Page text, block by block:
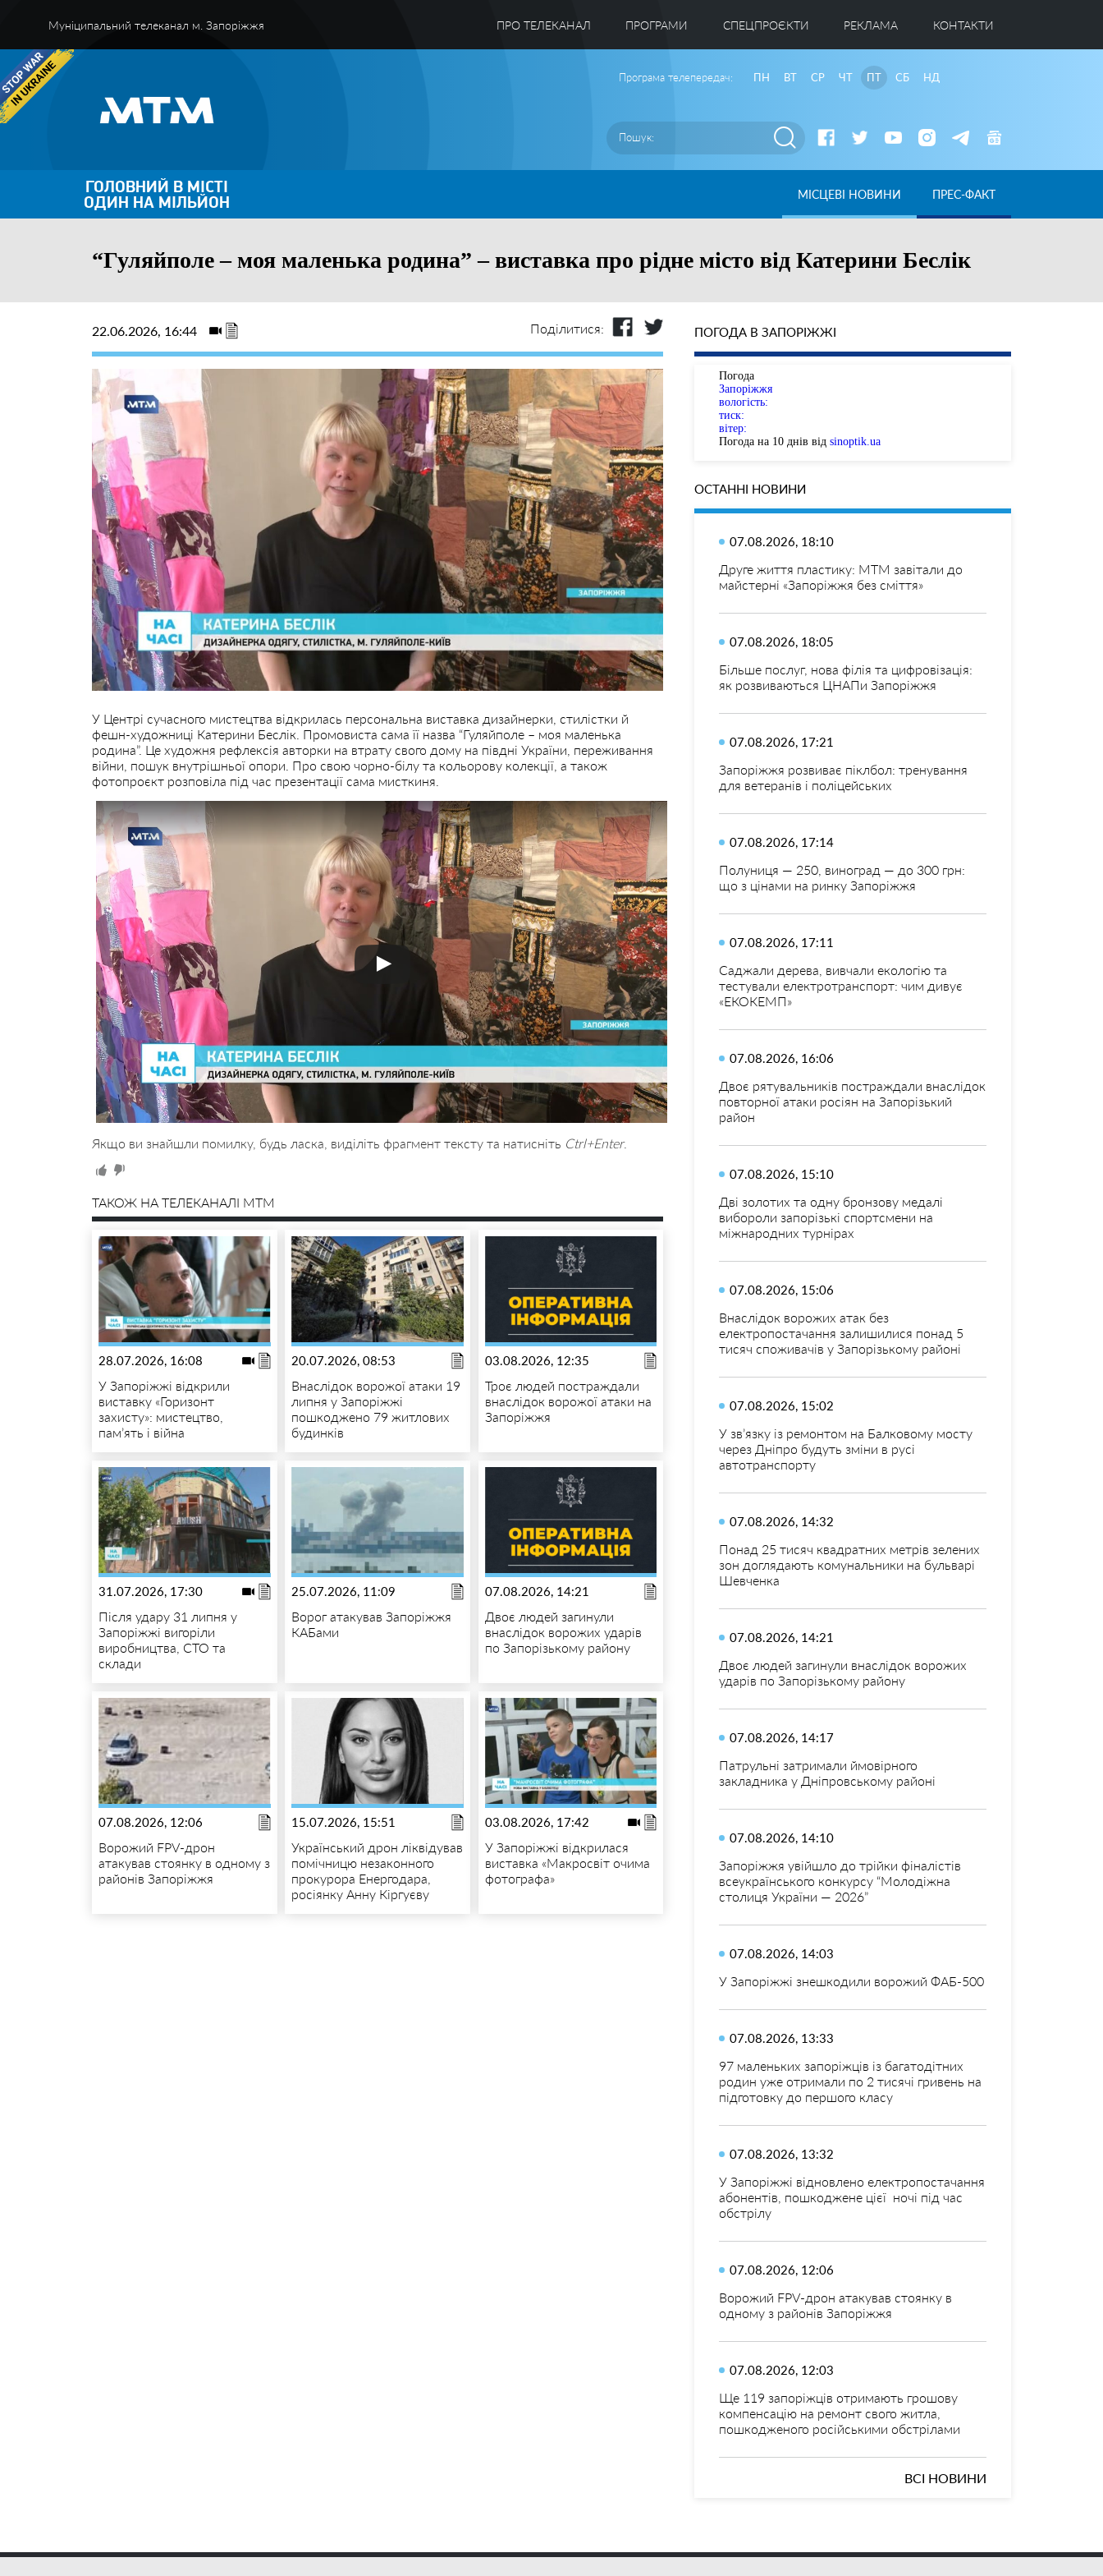
Муніципальний телеканал м. Запоріжжя ПРО ТЕЛЕКАНАЛ ПРОГРАМИ CПЕЦПРОЄКТИ РЕКЛАМА КОНТАКТИ
Програма телепередач: ПН ВТ СР ЧТ ПТ СБ НД
ГОЛОВНИЙ В МІСТІ
ОДИН НА МІЛЬЙОН МІСЦЕВІ НОВИНИ ПРЕС-ФАКТ
“Гуляйполе – моя маленька родина” – виставка про рідне місто від Катерини Беслік
22.06.2026, 16:44 Поділитися:
У Центрі сучасного мистецтва відкрилась персональна виставка дизайнерки, стилістки й
фешн-художниці Катерини Беслік. Промовиста сама її назва “Гуляйполе – моя маленька
родина”. Це художня рефлексія авторки на втрату свого дому на півдні України, переживання
війни, пошук внутрішньої опори. Про свою чорно-білу та кольорову колекції, а також
фотопроєкт розповіла під час презентації сама мисткиня.
Якщо ви знайшли помилку, будь ласка, виділіть фрагмент тексту та натисніть Ctrl+Enter.
ТАКОЖ НА ТЕЛЕКАНАЛІ MTM
28.07.2026, 16:08
У Запоріжжі відкрили
виставку «Горизонт
захисту»: мистецтво,
пам’ять і війна
20.07.2026, 08:53
Внаслідок ворожої атаки 19
липня у Запоріжжі
пошкоджено 79 житлових
будинків
03.08.2026, 12:35
Троє людей постраждали
внаслідок ворожої атаки на
Запоріжжя
31.07.2026, 17:30
Після удару 31 липня у
Запоріжжі вигоріли
виробництва, СТО та
склади
25.07.2026, 11:09
Ворог атакував Запоріжжя
КАБами
07.08.2026, 14:21
Двоє людей загинули
внаслідок ворожих ударів
по Запорізькому району
07.08.2026, 12:06
Ворожий FPV-дрон
атакував стоянку в одному з
районів Запоріжжя
15.07.2026, 15:51
Український дрон ліквідував
помічницю незаконного
прокурора Енергодара,
росіянку Анну Кіргуєву
03.08.2026, 17:42
У Запоріжжі відкрилася
виставка «Макросвіт очима
фотографа»
ПОГОДА В ЗАПОРІЖЖІ
Погода
Запоріжжя
вологість:
тиск:
вітер:
Погода на 10 днів від sinoptik.ua
ОСТАННІ НОВИНИ
07.08.2026, 18:10
Друге життя пластику: МТМ завітали до
майстерні «Запоріжжя без сміття»
07.08.2026, 18:05
Більше послуг, нова філія та цифровізація:
як розвиваються ЦНАПи Запоріжжя
07.08.2026, 17:21
Запоріжжя розвиває піклбол: тренування
для ветеранів і поліцейських
07.08.2026, 17:14
Полуниця — 250, виноград — до 300 грн:
що з цінами на ринку Запоріжжя
07.08.2026, 17:11
Саджали дерева, вивчали екологію та
тестували електротранспорт: чим дивує
«ЕКОКЕМП»
07.08.2026, 16:06
Двоє рятувальників постраждали внаслідок
повторної атаки росіян на Запорізький
район
07.08.2026, 15:10
Дві золотих та одну бронзову медалі
вибороли запорізькі спортсмени на
міжнародних турнірах
07.08.2026, 15:06
Внаслідок ворожих атак без
електропостачання залишилися понад 5
тисяч споживачів у Запорізькому районі
07.08.2026, 15:02
У зв’язку із ремонтом на Балковому мосту
через Дніпро будуть зміни в русі
автотранспорту
07.08.2026, 14:32
Понад 25 тисяч квадратних метрів зелених
зон доглядають комунальники на бульварі
Шевченка
07.08.2026, 14:21
Двоє людей загинули внаслідок ворожих
ударів по Запорізькому району
07.08.2026, 14:17
Патрульні затримали ймовірного
закладника у Дніпровському районі
07.08.2026, 14:10
Запоріжжя увійшло до трійки фіналістів
всеукраїнського конкурсу “Молодіжна
столиця України — 2026”
07.08.2026, 14:03
У Запоріжжі знешкодили ворожий ФАБ-500
07.08.2026, 13:33
97 маленьких запоріжців із багатодітних
родин уже отримали по 2 тисячі гривень на
підготовку до першого класу
07.08.2026, 13:32
У Запоріжжі відновлено електропостачання
абонентів, пошкоджене цієї ночі під час
обстрілу
07.08.2026, 12:06
Ворожий FPV-дрон атакував стоянку в
одному з районів Запоріжжя
07.08.2026, 12:03
Ще 119 запоріжців отримають грошову
компенсацію на ремонт свого житла,
пошкодженого російськими обстрілами
ВСІ НОВИНИ